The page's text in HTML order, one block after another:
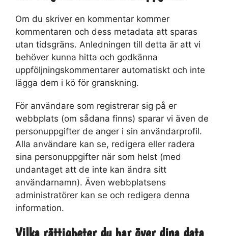
Om du skriver en kommentar kommer
kommentaren och dess metadata att sparas
utan tidsgräns. Anledningen till detta är att vi
behöver kunna hitta och godkänna
uppföljningskommentarer automatiskt och inte
lägga dem i kö för granskning.
För användare som registrerar sig på er
webbplats (om sådana finns) sparar vi även de
personuppgifter de anger i sin användarprofil.
Alla användare kan se, redigera eller radera
sina personuppgifter när som helst (med
undantaget att de inte kan ändra sitt
användarnamn). Även webbplatsens
administratörer kan se och redigera denna
information.